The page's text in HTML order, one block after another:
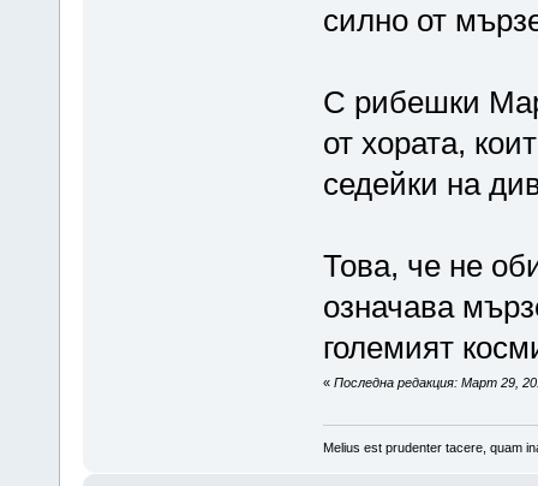
силно от
С рибешки
от хората,
седейки на
Това, че не
означава
големият
« Последна редакция: Март 29,
Melius est prudenter tacere, quam